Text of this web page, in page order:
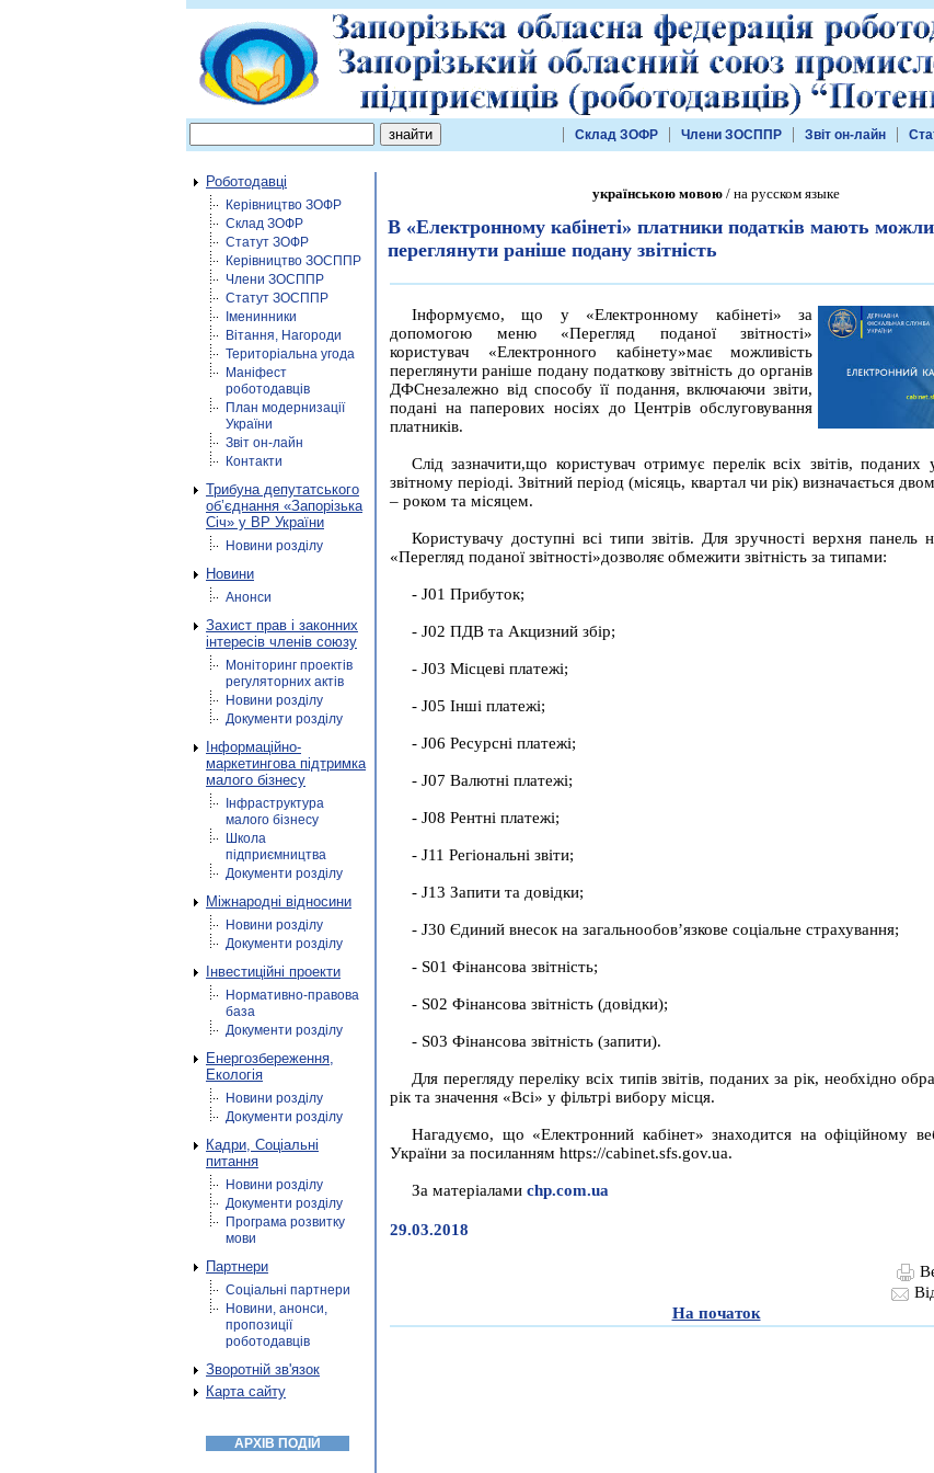
Склад ЗОФР Члени ЗОСППР Звіт он-лайн
Роботодавці
Керівництво ЗОФР
Склад ЗОФР
Статут ЗОФР
Керівництво ЗОСППР
Члени ЗОСППР
Статут ЗОСППР
Іменинники
Вітання, Нагороди
Територіальна угода
Маніфест
роботодавців
План модернизації
України
Звіт он-лайн
Контакти
Трибуна депутатського
об’єднання «Запорізька
Січ» у ВР України
Новини розділу
Новини
Анонси
Захист прав і законних
інтересів членів союзу
Моніторинг проектів
регуляторних актів
Новини розділу
Документи розділу
Інформаційно-
маркетингова підтримка
малого бізнесу
Інфраструктура
малого бізнесу
Школа
підприємництва
Документи розділу
Міжнародні відносини
Новини розділу
Документи розділу
Інвестиційні проекти
Нормативно-правова
база
Документи розділу
Енергозбереження,
Екологія
Новини розділу
Документи розділу
Кадри, Соціальні
питання
Новини розділу
Документи розділу
Програма розвитку
мови
Партнери
Соціальні партнери
Новини, анонси,
пропозиції
роботодавців
Зворотній зв'язок
Карта сайту
АРХІВ ПОДІЙ
українською мовою / на русском языке
В «Електронному кабінеті» платники податків мають
переглянути раніше подану звітність
Інформуємо, що у «Електронному кабінеті» за
допомогою меню «Перегляд поданої звітності»
користувач «Електронного кабінету»має можливість
переглянути раніше подану податкову звітність до органів
ДФСнезалежно від способу її подання, включаючи звіти,
подані на паперових носіях до Центрів обслуговування
платників.
Слід зазначити,що користувач отримує перелік всіх звітів, поданих
звітному періоді. Звітний період (місяць, квартал чи рік) визначається
– роком та місяцем.
Користувачу доступні всі типи звітів. Для зручності верхня панель
«Перегляд поданої звітності»дозволяє обмежити звітність за типами:
- J01 Прибуток;
- J02 ПДВ та Акцизний збір;
- J03 Місцеві платежі;
- J05 Інші платежі;
- J06 Ресурсні платежі;
- J07 Валютні платежі;
- J08 Рентні платежі;
- J11 Регіональні звіти;
- J13 Запити та довідки;
- J30 Єдиний внесок на загальнообов’язкове соціальне страхування;
- S01 Фінансова звітність;
- S02 Фінансова звітність (довідки);
- S03 Фінансова звітність (запити).
Для перегляду переліку всіх типів звітів, поданих за рік, необхідно
рік та значення «Всі» у фільтрі вибору місця.
Нагадуємо, що «Електронний кабінет» знаходится на офіційному
України за посиланням https://cabinet.sfs.gov.ua.
За матеріалами chp.com.ua
29.03.2018
На початок